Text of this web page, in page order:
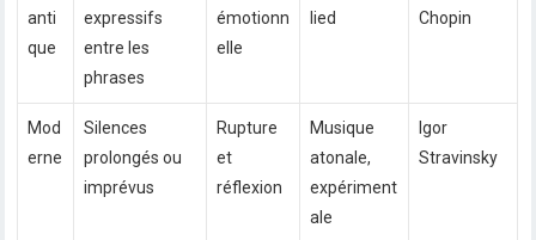
anti
que
expressifs
entre les
phrases
émotionn
elle
lied
Chopin
Mod
erne
Silences
prolongés ou
imprévus
Rupture
et
réflexion
Musique
atonale,
expériment
ale
Igor
Stravinsky